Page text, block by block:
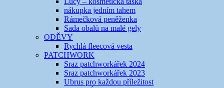
nákupka jedním tahem
Rámečková peněženka
Sada obalů na malé gely
ODĚVY
Rychlá fleecová vesta
PATCHWORK
Sraz patchworkářek 2024
Sraz patchworkářek 2023
Ubrus pro každou příležitost